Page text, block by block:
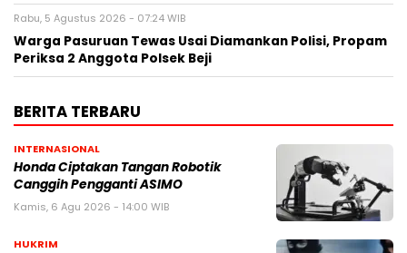
Rabu, 5 Agustus 2026 - 07:24 WIB
Warga Pasuruan Tewas Usai Diamankan Polisi, Propam
Periksa 2 Anggota Polsek Beji
BERITA TERBARU
INTERNASIONAL
Honda Ciptakan Tangan Robotik
Canggih Pengganti ASIMO
Kamis, 6 Agu 2026 - 14:00 WIB
HUKRIM